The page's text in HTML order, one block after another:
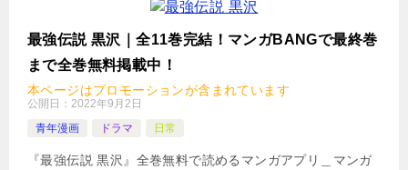
最強伝説 黒沢｜全11巻完結！マンガBANGで最終巻
まで全巻無料掲載中！
本ページはプロモーションが含まれています
公開日： 2022年9月2日
青年漫画
ドラマ 日常
『最強伝説 黒沢』全巻無料で読めるマンガアプリ＿マンガ